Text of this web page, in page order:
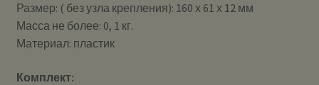
Размер: ( без узла крепления): 160 х 61 х 12 мм
Масса не более: 0, 1 кг.
Материал: пластик
Комплект: